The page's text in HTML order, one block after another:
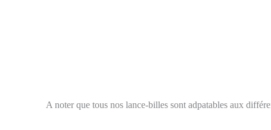
A noter que tous nos lance-billes sont adpatables aux